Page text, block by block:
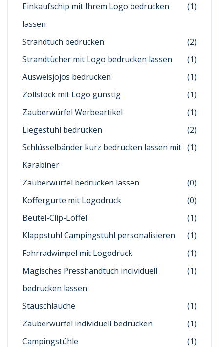
Einkaufschip mit Ihrem Logo bedrucken
lassen
(1)
Strandtuch bedrucken
(2)
Strandtücher mit Logo bedrucken lassen
(1)
Ausweisjojos bedrucken
(1)
Zollstock mit Logo günstig
(1)
Zauberwürfel Werbeartikel
(1)
Liegestuhl bedrucken
(2)
Schlüsselbänder kurz bedrucken lassen mit
Karabiner
(1)
Zauberwürfel bedrucken lassen
(0)
Koffergurte mit Logodruck
(0)
Beutel-Clip-Löffel
(1)
Klappstuhl Campingstuhl personalisieren
(1)
Fahrradwimpel mit Logodruck
(1)
Magisches Presshandtuch individuell
bedrucken lassen
(1)
Stauschläuche
(1)
Zauberwürfel individuell bedrucken
(1)
Campingstühle
(1)